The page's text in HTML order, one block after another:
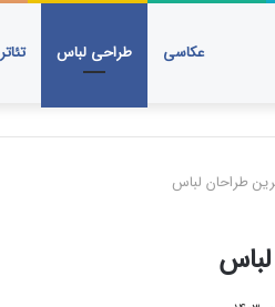
عکاسی طراحی لباس تئاتر
طراحان لباس